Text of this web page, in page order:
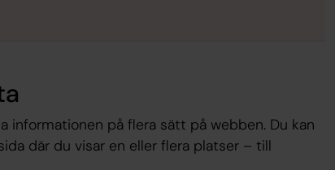
informationen på flera sätt på webben. Du kan
där du visar en eller flera platser – till